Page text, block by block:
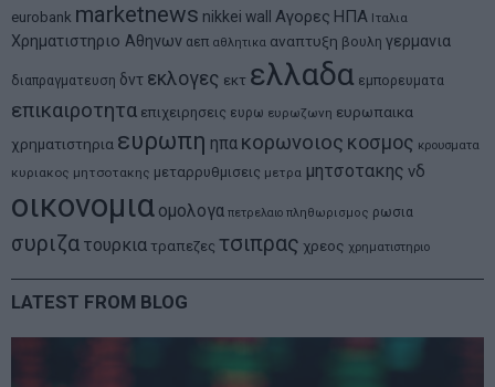
eurobank marketnews nikkei wall Αγορες ΗΠΑ Ιταλια
Χρηματιστηριο Αθηνων αεπ αθλητικα αναπτυξη βουλη γερμανια
διαπραγματευση δντ εκλογες εκτ ελλαδα εμπορευματα
επικαιροτητα επιχειρησεις ευρω ευρωζωνη ευρωπαικα
χρηματιστηρια ευρωπη ηπα κορωνοιος κοσμος κρουσματα
κυριακος μητσοτακης μεταρρυθμισεις μετρα μητσοτακης νδ
οικονομια ομολογα πετρελαιο πληθωρισμος ρωσια
συριζα τουρκια τραπεζες τσιπρας χρεος χρηματιστηριο
LATEST FROM BLOG